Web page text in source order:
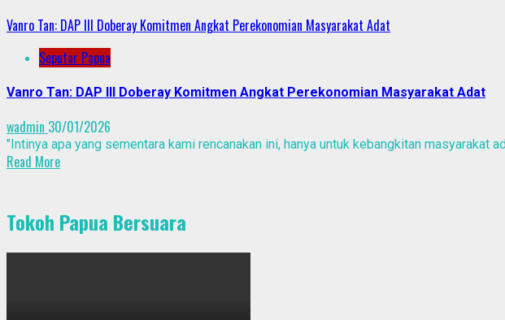
Vanro Tan: DAP III Doberay Komitmen Angkat Perekonomian Masyarakat Adat
Seputar Papua
Vanro Tan: DAP III Doberay Komitmen Angkat Perekonomian Masyarakat Adat
wadmin 30/01/2026
"Intinya apa yang sementara kami rencanakan ini, hanya untuk kebangkitan masyarakat
Read More
Tokoh Papua Bersuara